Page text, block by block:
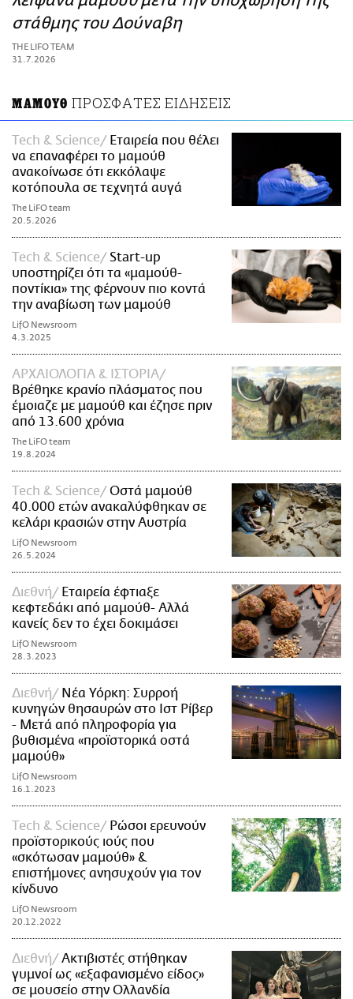
ΑΜΠΑ
PRINT
στάθμης του Δούναβη
THE LIFO TEAM
31.7.2026
ΜΑΜΟΥΘ ΠΡΟΣΦΑΤΕΣ ΕΙΔΗΣΕΙΣ
Τech & Science
Εταιρεία που θέλει
να επαναφέρει το μαμούθ
ανακοίνωσε ότι εκκόλαψε
κοτόπουλα σε τεχνητά αυγά
The LiFO team
20.5.2026
Τech & Science
Start-up
υποστηρίζει ότι τα «μαμούθ-
ποντίκια» της φέρνουν πιο κοντά
την αναβίωση των μαμούθ
LifO Newsroom
4.3.2025
ΑΡΧΑΙΟΛΟΓΙΑ & ΙΣΤΟΡΙΑ
Βρέθηκε κρανίο πλάσματος που
έμοιαζε με μαμούθ και έζησε πριν
από 13.600 χρόνια
The LiFO team
19.8.2024
Τech & Science
Οστά μαμούθ
40.000 ετών ανακαλύφθηκαν σε
κελάρι κρασιών στην Αυστρία
LifO Newsroom
26.5.2024
Διεθνή
Εταιρεία έφτιαξε
κεφτεδάκι από μαμούθ- Αλλά
κανείς δεν το έχει δοκιμάσει
LifO Newsroom
28.3.2023
Διεθνή
Νέα Υόρκη: Συρροή
κυνηγών θησαυρών στο Ιστ Ρίβερ
- Μετά από πληροφορία για
βυθισμένα «προϊστορικά οστά
μαμούθ»
LifO Newsroom
16.1.2023
Τech & Science
Ρώσοι ερευνούν
προϊστορικούς ιούς που
«σκότωσαν μαμούθ» &
επιστήμονες ανησυχούν για τον
κίνδυνο
LifO Newsroom
20.12.2022
Διεθνή
Ακτιβιστές στήθηκαν
γυμνοί ως «εξαφανισμένο είδος»
σε μουσείο στην Ολλανδία